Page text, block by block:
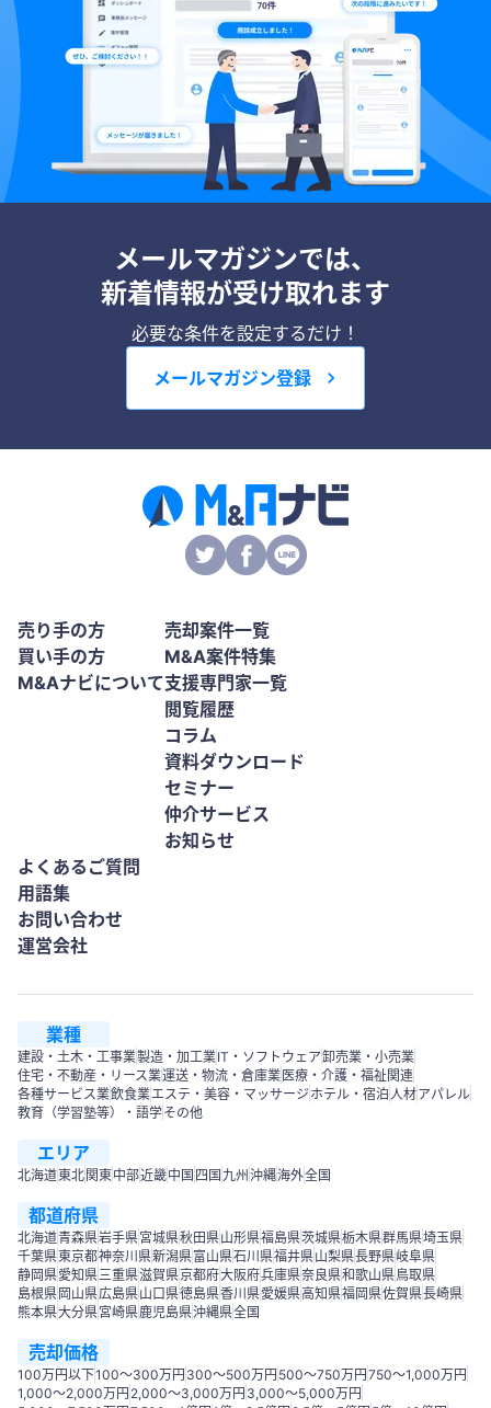
メールマガジンでは、
新着情報が受け取れます
必要な条件を設定するだけ！
メールマガジン登録
売り手の方
買い手の方
M&Aナビについて
売却案件一覧
M&A案件特集
支援専門家一覧
閲覧履歴
コラム
資料ダウンロード
セミナー
仲介サービス
お知らせ
よくあるご質問
用語集
お問い合わせ
運営会社
業種
建設・土木・工事業製造・加工業IT・ソフトウェア卸売業・小売業
住宅・不動産・リース業運送・物流・倉庫業医療・介護・福祉関連
各種サービス業飲食業エステ・美容・マッサージ ホテル・宿泊 人材アパレル
教育（学習塾等）・語学その他
エリア
北海道東北関東中部近畿中国 四国 九州沖縄海外全国
都道府県
北海道青森県岩手県宮城県秋田県山形県福島県茨城県栃木県群馬県埼玉県
千葉県東京都神奈川県新潟県富山県石川県福井県山梨県長野県岐阜県
静岡県愛知県三重県滋賀県京都府大阪府兵庫県奈良県和歌山県鳥取県
島根県岡山県広島県山口県徳島県香川県愛媛県高知県福岡県佐賀県長崎県
熊本県大分県宮崎県鹿児島県沖縄県全国
売却価格
100万円以下100〜300万円 300〜500万円 500～750万円750〜1,000万円
1,000～2,000万円 2,000～3,000万円 3,000～5,000万円